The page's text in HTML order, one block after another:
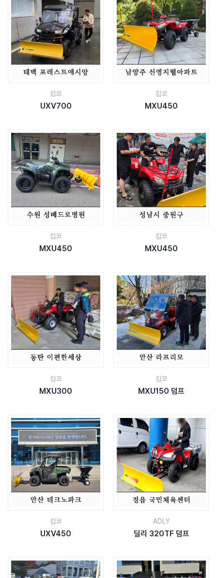
킴코
UXV700
킴코
MXU450
킴코
MXU450
킴코
MXU450
킴코
MXU300
킴코
MXU150 덤프
킴코
UXV450
ADLY
딜리 320TF 덤프